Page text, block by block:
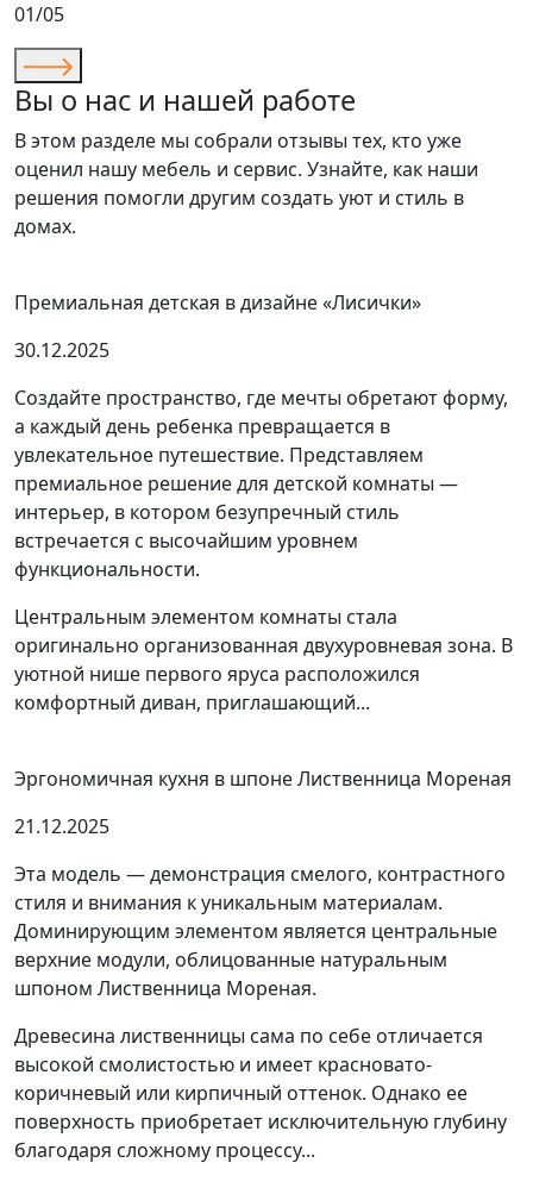
01/05
Вы о нас и нашей работе
В этом разделе мы собрали отзывы тех, кто уже
оценил нашу мебель и сервис. Узнайте, как наши
решения помогли другим создать уют и стиль в
домах.
Премиальная детская в дизайне «Лисички»
30.12.2025
Создайте пространство, где мечты обретают форму,
а каждый день ребенка превращается в
увлекательное путешествие. Представляем
премиальное решение для детской комнаты —
интерьер, в котором безупречный стиль
встречается с высочайшим уровнем
функциональности.
Центральным элементом комнаты стала
оригинально организованная двухуровневая зона. В
уютной нише первого яруса расположился
комфортный диван, приглашающий...
Эргономичная кухня в шпоне Лиственница Мореная
21.12.2025
Эта модель — демонстрация смелого, контрастного
стиля и внимания к уникальным материалам.
Доминирующим элементом является центральные
верхние модули, облицованные натуральным
шпоном Лиственница Мореная.
Древесина лиственницы сама по себе отличается
высокой смолистостью и имеет красновато-
коричневый или кирпичный оттенок. Однако ее
поверхность приобретает исключительную глубину
благодаря сложному процессу...